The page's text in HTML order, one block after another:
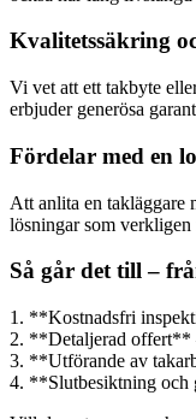
Kvalitetssäkring
Vi vet att ett takbyte
erbjuder generösa
Fördelar med en
Att anlita en takläggare
lösningar som
Så går det till –
1. **Kostnadsfri
2. **Detaljerad offert**
3. **Utförande av
4. **Slutbesiktning och